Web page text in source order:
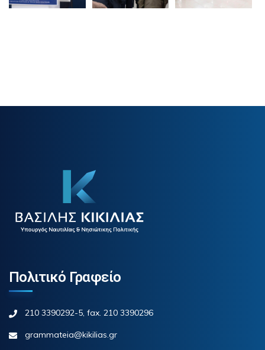
Πολιτικό Γραφείο
210 3390292-5, fax. 210 3390296
grammateia@kikilias.gr